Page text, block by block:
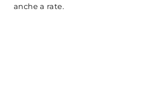
anche a rate.